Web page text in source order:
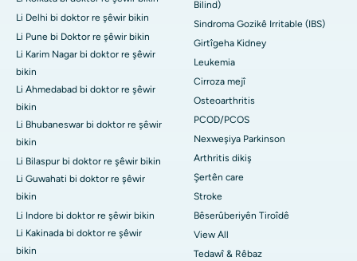
Li Delhi bi doktor re şêwir bikin
Li Pune bi Doktor re şêwir bikin
Li Karim Nagar bi doktor re şêwir
bikin
Li Ahmedabad bi doktor re şêwir
bikin
Li Bhubaneswar bi doktor re şêwir
bikin
Li Bilaspur bi doktor re şêwir bikin
Li Guwahati bi doktor re şêwir
bikin
Li Indore bi doktor re şêwir bikin
Li Kakinada bi doktor re şêwir
bikin
Bilind)
Sindroma Gozikê Irritable (IBS)
Girtîgeha Kidney
Leukemia
Cirroza mejî
Osteoarthritis
PCOD/PCOS
Nexweşiya Parkinson
Arthritis dikiş
Şertên care
Stroke
Bêserûberiyên Tiroîdê
View All
Tedawî & Rêbaz